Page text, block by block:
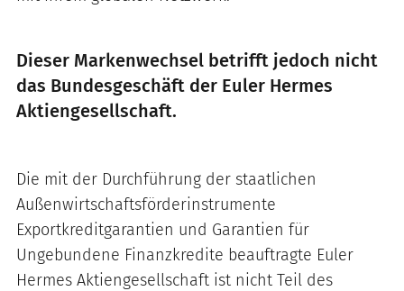
Dieser Markenwechsel betrifft jedoch nicht
das Bundesgeschäft der Euler Hermes
Aktiengesellschaft.
Die mit der Durchführung der staatlichen
Außenwirtschaftsförderinstrumente
Exportkreditgarantien und Garantien für
Ungebundene Finanzkredite beauftragte Euler
Hermes Aktiengesellschaft ist nicht Teil des